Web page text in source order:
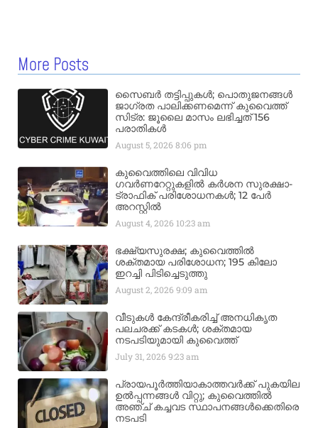
More Posts
സൈബർ തട്ടിപ്പുകൾ; പൊതുജനങ്ങൾ
ജാഗ്രത പാലിക്കണമെന്ന് കുവൈത്ത്
സിട്ര: ജൂലൈ മാസം ലഭിച്ചത് 156
പരാതികൾ
August 5, 20268:06 pm
കുവൈത്തിലെ വിവിധ
ഗവർണറേറ്റുകളിൽ കർശന സുരക്ഷാ-
ട്രാഫിക് പരിശോധനകൾ; 12 പേർ
അറസ്റ്റിൽ
August 4, 2026 10:23 am
ഭക്ഷ്യസുരക്ഷ; കുവൈത്തിൽ
ശക്തമായ പരിശോധന; 195 കിലോ
ഇറച്ചി പിടിച്ചെടുത്തു
August 2, 20269:09 am
വീടുകൾ കേന്ദ്രീകരിച്ച് അനധികൃത
പലചരക്ക് കടകൾ; ശക്തമായ
നടപടിയുമായി കുവൈത്ത്
July 31, 20269:23 am
പ്രായപൂർത്തിയാകാത്തവർക്ക് പുകയില
ഉൽപ്പന്നങ്ങൾ വിറ്റു; കുവൈത്തിൽ
അഞ്ച് കച്ചവട സ്ഥാപനങ്ങൾക്കെതിരെ
നടപടി